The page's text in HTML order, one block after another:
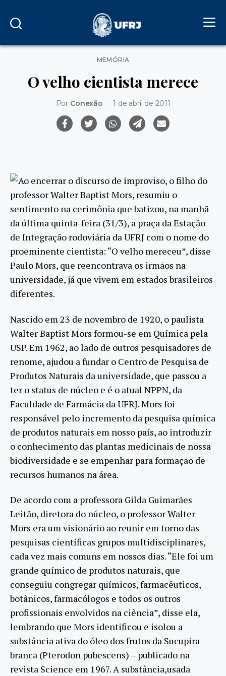
Categorias
MEMÓRIA
O velho cientista merece
Por Conexão 1 de abril de 2011
Ao encerrar o discurso de improviso, o filho do
professor Walter Baptist Mors, resumiu o
sentimento na cerimônia que batizou, na manhã
da última quinta-feira (31/3), a praça da Estação
de Integração rodoviária da UFRJ com o nome do
proeminente cientista: “O velho mereceu”, disse
Paulo Mors, que reencontrava os irmãos na
universidade, já que vivem em estados brasileiros
diferentes.
Nascido em 23 de novembro de 1920, o paulista
Walter Baptist Mors formou-se em Química pela
USP. Em 1962, ao lado de outros pesquisadores de
renome, ajudou a fundar o Centro de Pesquisa de
Produtos Naturais da universidade, que passou a
ter o status de núcleo e é o atual NPPN, da
Faculdade de Farmácia da UFRJ. Mors foi
responsável pelo incremento da pesquisa química
de produtos naturais em nosso país, ao introduzir
o conhecimento das plantas medicinais de nossa
biodiversidade e se empenhar para formação de
recursos humanos na área.
De acordo com a professora Gilda Guimarães
Leitão, diretora do núcleo, o professor Walter
Mors era um visionário ao reunir em torno das
pesquisas científicas grupos multidisciplinares,
cada vez mais comuns em nossos dias. “Ele foi um
grande químico de produtos naturais, que
conseguiu congregar químicos, farmacêuticos,
botânicos, farmacólogos e todos os outros
profissionais envolvidos na ciência”, disse ela,
lembrando que Mors identificou e isolou a
substância ativa do óleo dos frutos da Sucupira
branca (Pterodon pubescens) – publicado na
revista Science em 1967. A substância,usada